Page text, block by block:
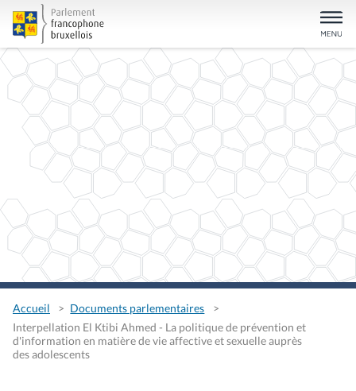
Accueil
Documents parlementaires
Interpellation El Ktibi Ahmed - La politique de prévention et
d'information en matière de vie affective et sexuelle auprès
des adolescents